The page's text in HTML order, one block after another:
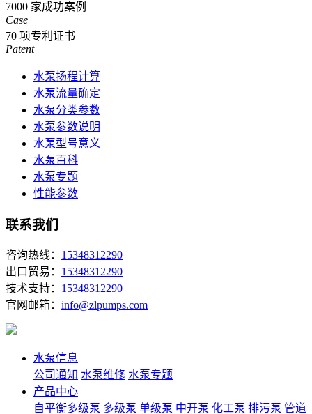
7000 家成功案例
Case
70 项专利证书
Patent
水泵扬程计算
水泵流量确定
水泵分类参数
水泵参数说明
水泵型号意义
水泵百科
水泵专题
性能参数
联系我们
咨询热线： 15348312290
出口贸易： 15348312290
技术支持： 15348312290
官网邮箱： info@zlpumps.com
水泵信息
公司通知 水泵维修 水泵专题
产品中心
自平衡多级泵 多级泵 单级泵 中开泵 化工泵 排污泵 管道